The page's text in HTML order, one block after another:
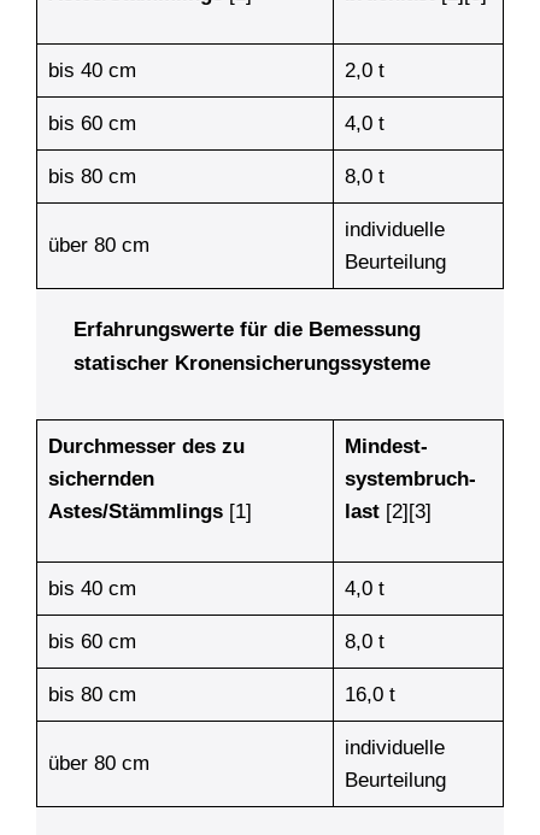
bis 40 cm 2,0 t
bis 60 cm 4,0 t
bis 80 cm 8,0 t
über 80 cm
individuelle
Beurteilung
Erfahrungswerte für die Bemessung
statischer Kronensicherungssysteme
Durchmesser des zu
sichernden
Astes/Stämmlings[1]
Mindest­
system­bruch­
last[2][3]
bis 40 cm 4,0 t
bis 60 cm 8,0 t
bis 80 cm 16,0 t
über 80 cm
individuelle
Beurteilung